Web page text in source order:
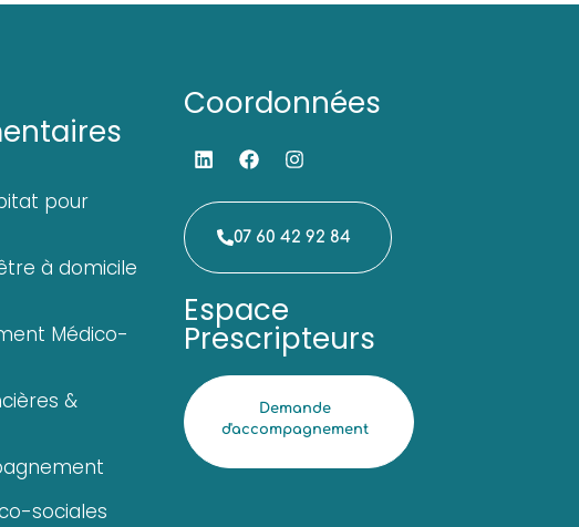
pour
à domicile
Médico-
&
sociales
Coordonnées
07 60 42 92 84
Espace
Prescripteurs
Demande
d'accompagnement